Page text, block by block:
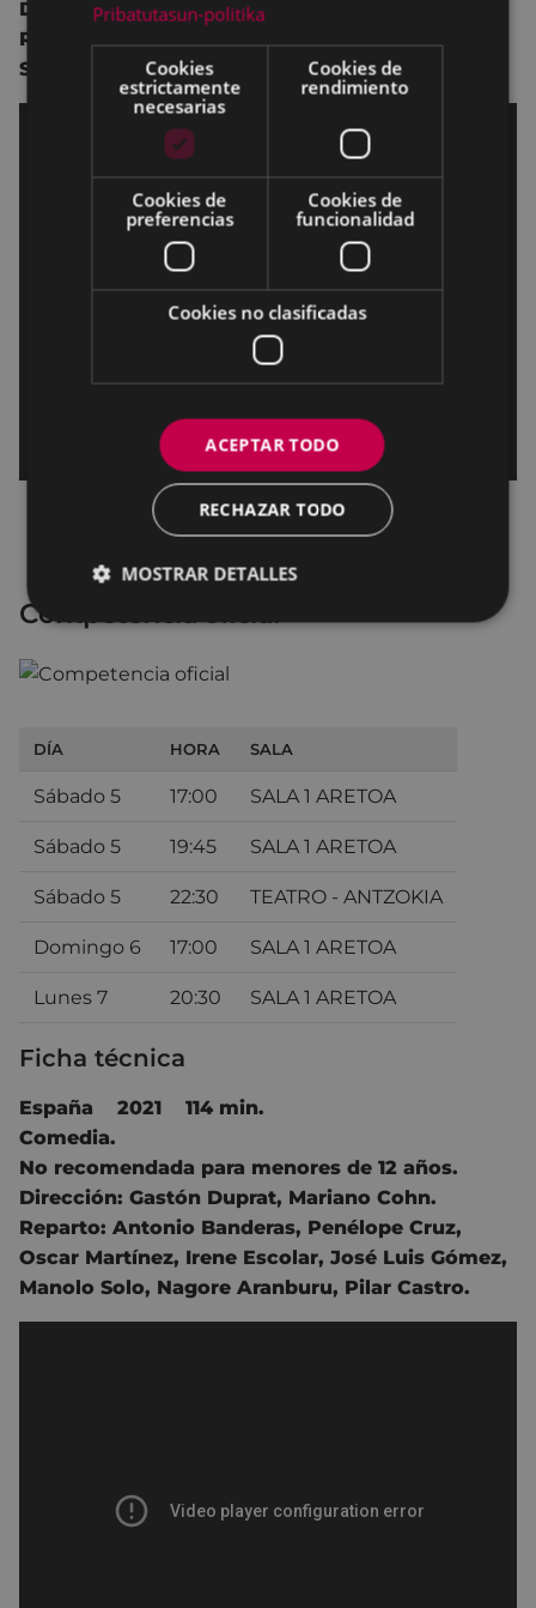
Dirección:Emmanuel Courcol.
Reparto:Kad Merad, Marina Hands, Laurent
Stocker
Saïd Benchnafa Lamine Cissokho.
Competencia oficial
DÍA HORA SALA
Sábado 5 17:00 SALA 1 ARETOA
Sábado 5 19:45 SALA 1 ARETOA
Sábado 5 22:30 TEATRO - ANTZOKIA
Domingo 6 17:00 SALA 1 ARETOA
Lunes 7 20:30 SALA 1 ARETOA
Ficha técnica
España 2021 114 min.
Comedia.
No recomendada para menores de 12 años.
Dirección: Gastón Duprat, Mariano Cohn.
Reparto: Antonio Banderas, Penélope Cruz,
Oscar Martínez, Irene Escolar, José Luis Gómez,
Manolo Solo, Nagore Aranburu, Pilar Castro.
Pribatutasun-politika
Cookies
estrictamente
necesarias
Cookies de
rendimiento
Cookies de
preferencias
Cookies de
funcionalidad
Cookies no clasificadas
ACEPTAR TODO
RECHAZAR TODO
MOSTRAR DETALLES